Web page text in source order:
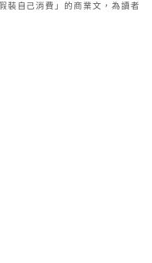
裝自己消費」的商業文，為讀者